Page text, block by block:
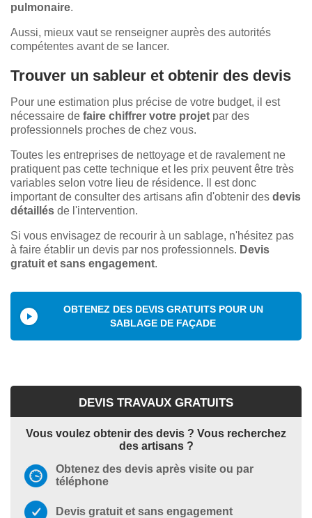
pulmonaire.
Aussi, mieux vaut se renseigner auprès des autorités
compétentes avant de se lancer.
Trouver un sableur et obtenir des devis
Pour une estimation plus précise de votre budget, il est
nécessaire de faire chiffrer votre projet par des
professionnels proches de chez vous.
Toutes les entreprises de nettoyage et de ravalement ne
pratiquent pas cette technique et les prix peuvent être très
variables selon votre lieu de résidence. Il est donc
important de consulter des artisans afin d'obtenir des devis
détaillés de l'intervention.
Si vous envisagez de recourir à un sablage, n'hésitez pas
à faire établir un devis par nos professionnels. Devis
gratuit et sans engagement.
OBTENEZ DES DEVIS GRATUITS POUR UN
SABLAGE DE FAÇADE
DEVIS TRAVAUX GRATUITS
Vous voulez obtenir des devis ? Vous recherchez
des artisans ?
Obtenez des devis après visite ou par
téléphone
Devis gratuit et sans engagement